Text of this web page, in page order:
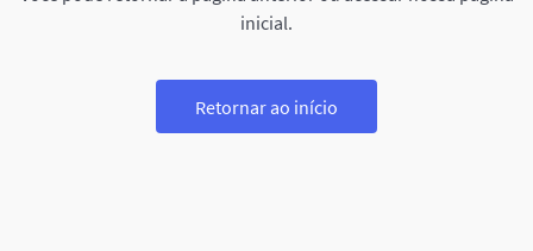
inicial.
Retornar ao início